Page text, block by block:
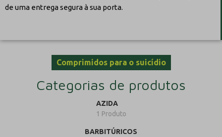
de uma entrega segura à sua porta.
Comprimidos para o suicídio
Categorias de produtos
AZIDA
1 Produto
BARBITÚRICOS